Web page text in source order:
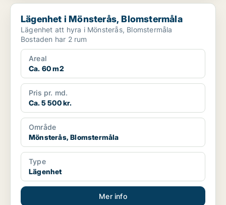
Lägenhet i Mönsterås, Blomstermåla
Lägenhet i Mönsterås, Blomstermåla
Lägenhet att hyra i Mönsterås, Blomstermåla
Bostaden har 2 rum
Areal
Ca. 60 m2
Pris pr. md.
Ca. 5 500 kr.
Område
Mönsterås, Blomstermåla
Type
Lägenhet
Mer info